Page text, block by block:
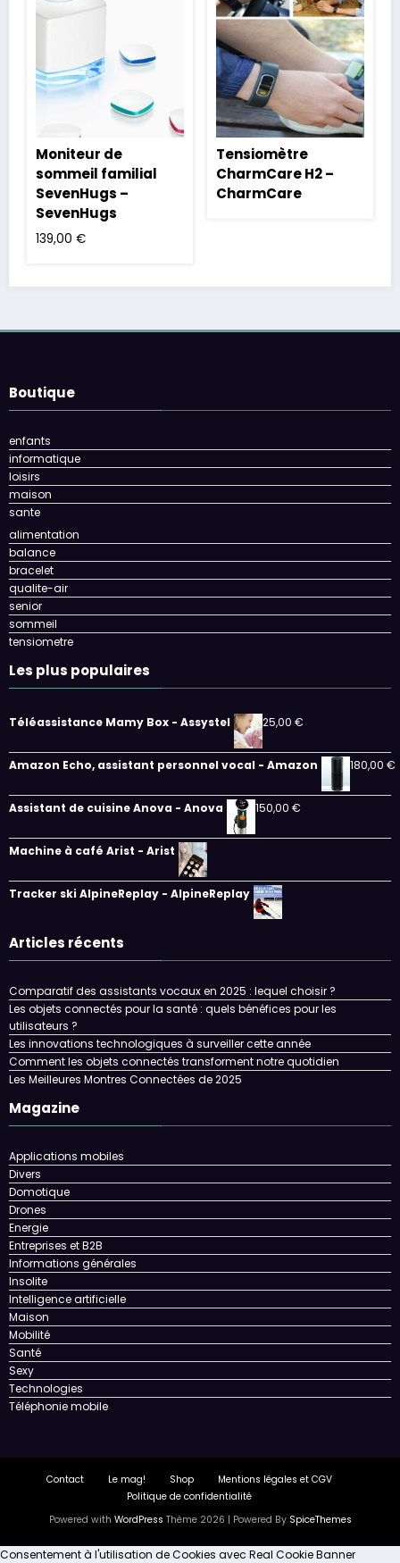
Moniteur de
sommeil familial
SevenHugs –
SevenHugs
139,00 €
Tensiomètre
CharmCare H2 –
CharmCare
Boutique
enfants
informatique
loisirs
maison
sante
alimentation
balance
bracelet
qualite-air
senior
sommeil
tensiometre
Les plus populaires
Téléassistance Mamy Box - Assystel 25,00 €
Amazon Echo, assistant personnel vocal - Amazon 180,00 €
Assistant de cuisine Anova - Anova 150,00 €
Machine à café Arist - Arist
Tracker ski AlpineReplay - AlpineReplay
Articles récents
Comparatif des assistants vocaux en 2025 : lequel choisir ?
Les objets connectés pour la santé : quels bénéfices pour les
utilisateurs ?
Les innovations technologiques à surveiller cette année
Comment les objets connectés transforment notre quotidien
Les Meilleures Montres Connectées de 2025
Magazine
Applications mobiles
Divers
Domotique
Drones
Energie
Entreprises et B2B
Informations générales
Insolite
Intelligence artificielle
Maison
Mobilité
Santé
Sexy
Technologies
Téléphonie mobile
Contact Le mag! Shop
Mentions légales et CGV
Politique de confidentialité
Powered with WordPress Thème 2026 | Powered By SpiceThemes
Consentement à l'utilisation de Cookies avec Real Cookie Banner